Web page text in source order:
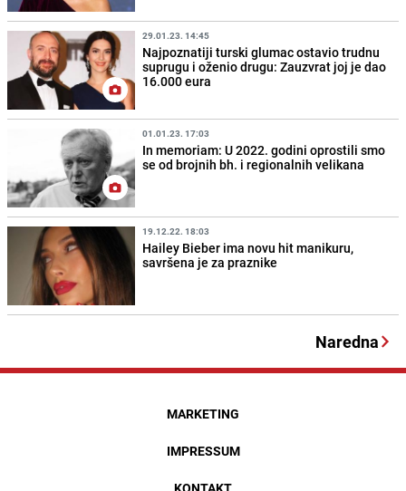
29.01.23. 14:45
Najpoznatiji turski glumac ostavio trudnu
suprugu i oženio drugu: Zauzvrat joj je dao
16.000 eura
01.01.23. 17:03
In memoriam: U 2022. godini oprostili smo
se od brojnih bh. i regionalnih velikana
19.12.22. 18:03
Hailey Bieber ima novu hit manikuru,
savršena je za praznike
Naredna
MARKETING
IMPRESSUM